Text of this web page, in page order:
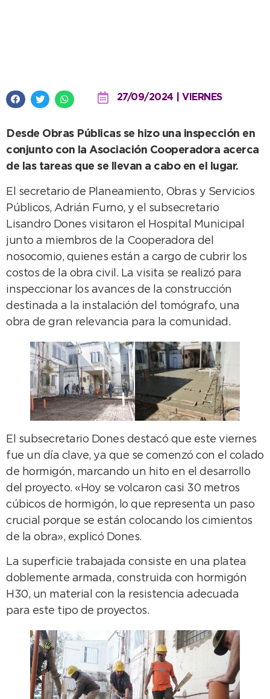
27/09/2024 | VIERNES
Desde Obras Públicas se hizo una inspección en
conjunto con la Asociación Cooperadora acerca
de las tareas que se llevan a cabo en el lugar.
El secretario de Planeamiento, Obras y Servicios
Públicos, Adrián Furno, y el subsecretario
Lisandro Dones visitaron el Hospital Municipal
junto a miembros de la Cooperadora del
nosocomio, quienes están a cargo de cubrir los
costos de la obra civil. La visita se realizó para
inspeccionar los avances de la construcción
destinada a la instalación del tomógrafo, una
obra de gran relevancia para la comunidad.
El subsecretario Dones destacó que este viernes
fue un día clave, ya que se comenzó con el colado
de hormigón, marcando un hito en el desarrollo
del proyecto. «Hoy se volcaron casi 30 metros
cúbicos de hormigón, lo que representa un paso
crucial porque se están colocando los cimientos
de la obra», explicó Dones.
La superficie trabajada consiste en una platea
doblemente armada, construida con hormigón
H30, un material con la resistencia adecuada
para este tipo de proyectos.